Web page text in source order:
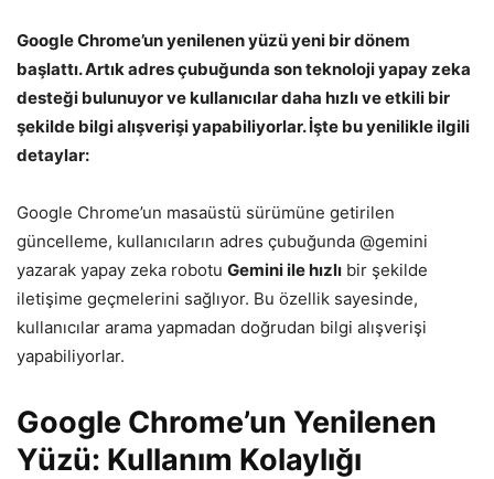
Google Chrome’un yenilenen yüzü yeni bir dönem
başlattı. Artık adres çubuğunda son teknoloji yapay zeka
desteği bulunuyor ve kullanıcılar daha hızlı ve etkili bir
şekilde bilgi alışverişi yapabiliyorlar. İşte bu yenilikle ilgili
detaylar:
Google Chrome’un masaüstü sürümüne getirilen
güncelleme, kullanıcıların adres çubuğunda @gemini
yazarak yapay zeka robotu Gemini ile hızlı bir şekilde
iletişime geçmelerini sağlıyor. Bu özellik sayesinde,
kullanıcılar arama yapmadan doğrudan bilgi alışverişi
yapabiliyorlar.
Google Chrome’un Yenilenen
Yüzü: Kullanım Kolaylığı